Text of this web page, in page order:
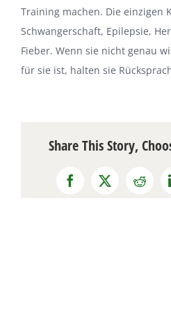
Training machen. Die einzigen
Schwangerschaft, Epilepsie,
Fieber. Wenn sie nicht genau
für sie ist, halten sie
Share This Story,
Facebook
X Reddit